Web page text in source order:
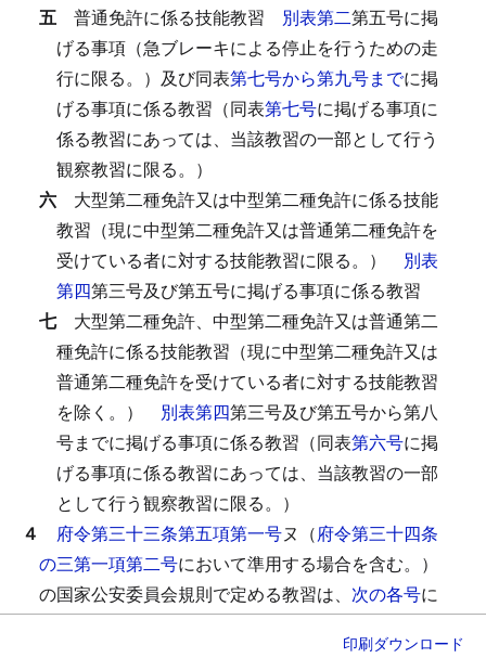
五 普通免許に係る技能教習 別表第二第五号に掲
げる事項（急ブレーキによる停止を行うための走
行に限る。）及び同表第七号から第九号までに掲
げる事項に係る教習（同表第七号に掲げる事項に
係る教習にあっては、当該教習の一部として行う
観察教習に限る。）
六 大型第二種免許又は中型第二種免許に係る技能
教習（現に中型第二種免許又は普通第二種免許を
受けている者に対する技能教習に限る。）
別表
第四第三号及び第五号に掲げる事項に係る教習
七 大型第二種免許、中型第二種免許又は普通第二
種免許に係る技能教習（現に中型第二種免許又は
普通第二種免許を受けている者に対する技能教習
を除く。）
別表第四第三号及び第五号から第八
号までに掲げる事項に係る教習（同表第六号に掲
げる事項に係る教習にあっては、当該教習の一部
として行う観察教習に限る。）
４ 府令第三十三条第五項第一号ヌ（府令第三十四条
の三第一項第二号において準用する場合を含む。）
の国家公安委員会規則で定める教習は、 次の各号に
印刷ダウンロード